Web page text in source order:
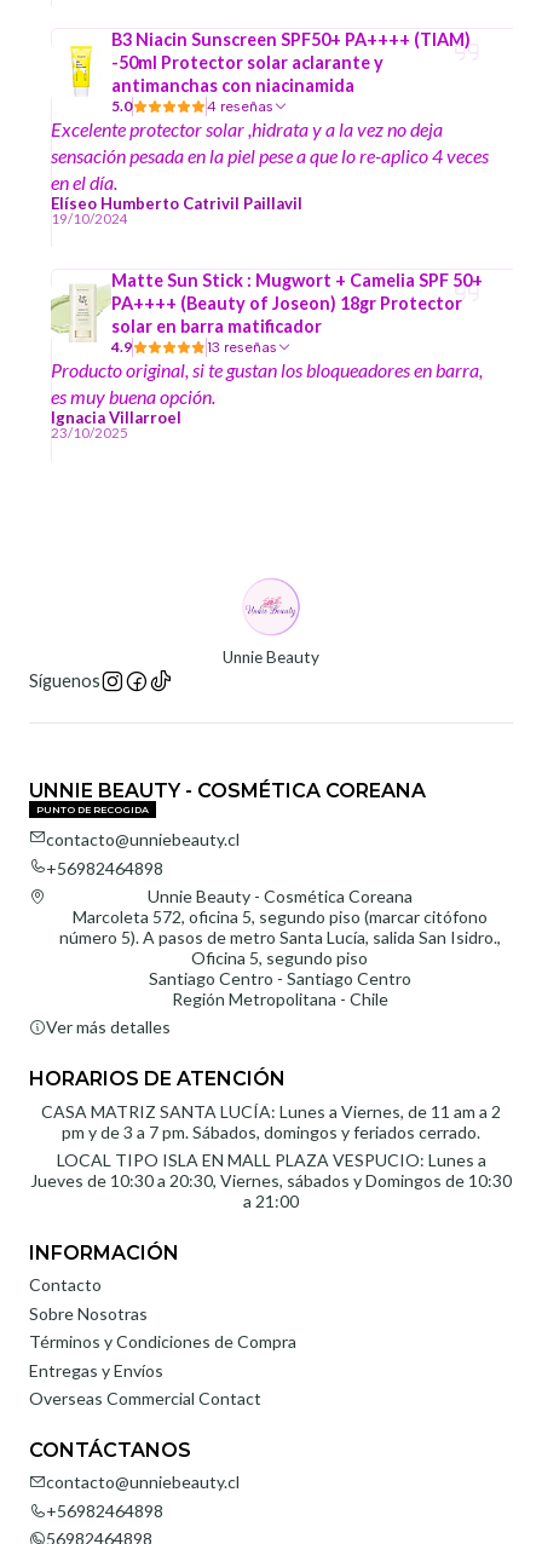
B3 Niacin Sunscreen SPF50+ PA++++ (TIAM)
-50ml Protector solar aclarante y
antimanchas con niacinamida
5.0 4 reseñas
Excelente protector solar ,hidrata y a la vez no deja
sensación pesada en la piel pese a que lo re-aplico 4 veces
en el día.
Elíseo Humberto Catrivil Paillavil
19/10/2024
Matte Sun Stick : Mugwort + Camelia SPF 50+
PA++++ (Beauty of Joseon) 18gr Protector
solar en barra matificador
4.9 13 reseñas
Producto original, si te gustan los bloqueadores en barra,
es muy buena opción.
Ignacia Villarroel
23/10/2025
Unnie Beauty
Síguenos
UNNIE BEAUTY - COSMÉTICA COREANA
PUNTO DE RECOGIDA
contacto@unniebeauty.cl
+56982464898
Unnie Beauty - Cosmética Coreana
Marcoleta 572, oficina 5, segundo piso (marcar citófono
número 5). A pasos de metro Santa Lucía, salida San Isidro.,
Oficina 5, segundo piso
Santiago Centro - Santiago Centro
Región Metropolitana - Chile
Ver más detalles
HORARIOS DE ATENCIÓN
CASA MATRIZ SANTA LUCÍA: Lunes a Viernes, de 11 am a 2
pm y de 3 a 7 pm. Sábados, domingos y feriados cerrado.
LOCAL TIPO ISLA EN MALL PLAZA VESPUCIO: Lunes a
Jueves de 10:30 a 20:30, Viernes, sábados y Domingos de 10:30
a 21:00
INFORMACIÓN
Contacto
Sobre Nosotras
Términos y Condiciones de Compra
Entregas y Envíos
Overseas Commercial Contact
CONTÁCTANOS
contacto@unniebeauty.cl
+56982464898
56982464898